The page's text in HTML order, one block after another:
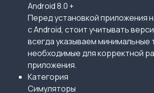
Android 8.0 +
Перед установкой приложения
с Android, стоит учитывать
всегда указываем минимальные
необходимые для корректной
приложения.
Категория
Симуляторы